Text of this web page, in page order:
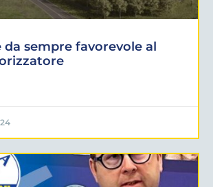
da sempre favorevole al